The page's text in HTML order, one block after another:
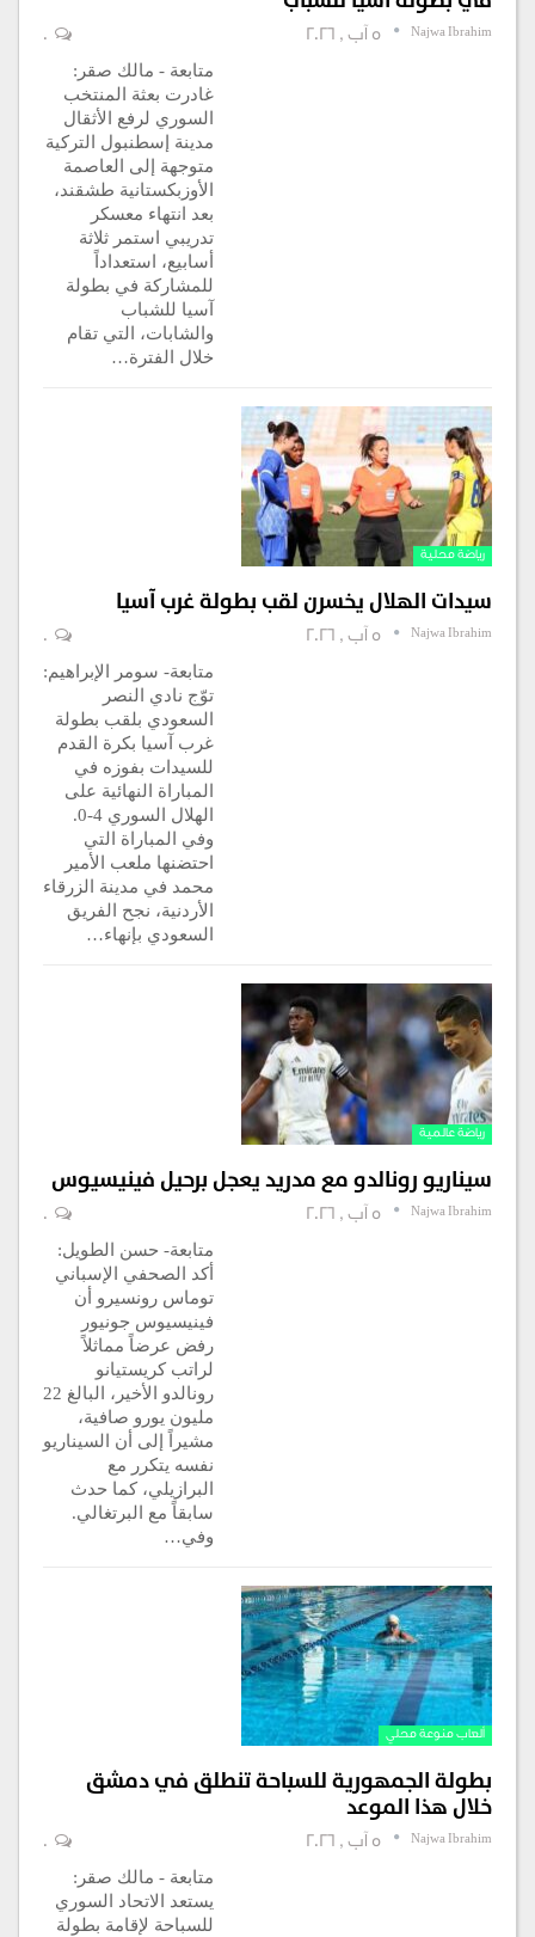
Najwa Ibrahim
0
متابعة - مالك صقر:
غادرت بعثة المنتخب
السوري لرفع الأثقال
مدينة إسطنبول التركية
متوجهة إلى العاصمة
الأوزبكستانية طشقند،
بعد انتهاء معسكر
تدريبي استمر ثلاثة
أسابيع، استعداداً
للمشاركة في بطولة
آسيا للشباب
والشابات، التي تقام
خلال الفترة…
رياضة محلية
سيدات الهلال يخسرن لقب بطولة غرب آسيا
Najwa Ibrahim
0
متابعة- سومر الإبراهيم:
توّج نادي النصر
السعودي بلقب بطولة
غرب آسيا بكرة القدم
للسيدات بفوزه في
المباراة النهائية على
الهلال السوري 4-0.
وفي المباراة التي
احتضنها ملعب الأمير
محمد في مدينة الزرقاء
الأردنية، نجح الفريق
السعودي بإنهاء…
رياضة عالمية
سيناريو رونالدو مع مدريد يعجل برحيل فينيسيوس
Najwa Ibrahim
0
متابعة- حسن الطويل:
أكد الصحفي الإسباني
توماس رونسيرو أن
فينيسيوس جونيور
رفض عرضاً مماثلاً
لراتب كريستيانو
رونالدو الأخير، البالغ 22
مليون يورو صافية،
مشيراً إلى أن السيناريو
نفسه يتكرر مع
البرازيلي، كما حدث
سابقاً مع البرتغالي.
وفي…
ألعاب منوعة محلي
بطولة الجمهورية للسباحة تنطلق في دمشق
خلال هذا الموعد
Najwa Ibrahim
0
متابعة - مالك صقر:
يستعد الاتحاد السوري
للسباحة لإقامة بطولة